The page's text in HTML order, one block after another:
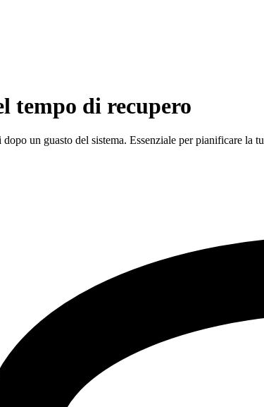
tempo di recupero
un guasto del sistema. Essenziale per pianificare la